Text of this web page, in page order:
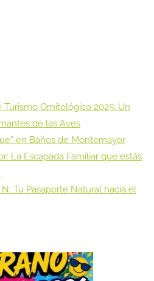
Ornitológico 2025: Un
de las Aves
en Baños de Montemayor
La Escapada Familiar que estás
Tu Pasaporte Natural hacia el